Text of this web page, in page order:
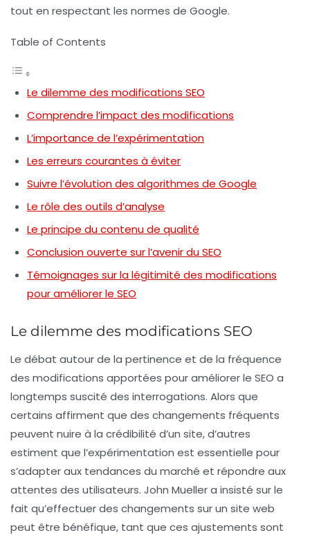
tout en respectant les normes de Google.
Table of Contents
Le dilemme des modifications SEO
Comprendre l’impact des modifications
L’importance de l’expérimentation
Les erreurs courantes à éviter
Suivre l’évolution des algorithmes de Google
Le rôle des outils d’analyse
Le principe du contenu de qualité
Conclusion ouverte sur l’avenir du SEO
Témoignages sur la légitimité des modifications
pour améliorer le SEO
Le dilemme des modifications SEO
Le débat autour de la pertinence et de la fréquence
des modifications apportées pour améliorer le SEO a
longtemps suscité des interrogations. Alors que
certains affirment que des changements fréquents
peuvent nuire à la crédibilité d’un site, d’autres
estiment que l’expérimentation est essentielle pour
s’adapter aux tendances du marché et répondre aux
attentes des utilisateurs. John Mueller a insisté sur le
fait qu’effectuer des changements sur un site web
peut être bénéfique, tant que ces ajustements sont